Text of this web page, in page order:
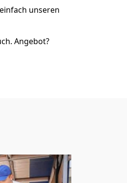
unseren
Angebot?